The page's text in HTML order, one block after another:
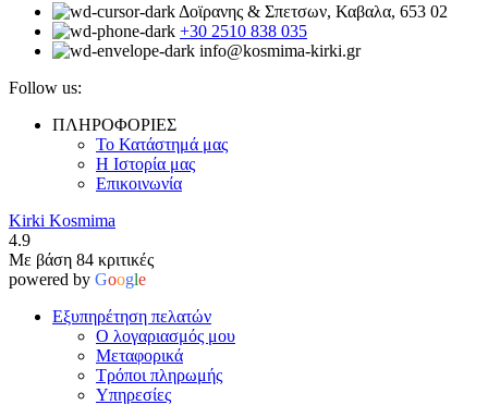
Δοϊρανης & Σπετσων, Καβαλα, 653 02
+30 2510 838 035
info@kosmima-kirki.gr
Follow us:
ΠΛΗΡΟΦΟΡΙΕΣ
Το Κατάστημά μας
Η Ιστορία μας
Επικοινωνία
Kirki Kosmima
4.9
Με βάση 84 κριτικές
powered by Google
Εξυπηρέτηση πελατών
Ο λογαριασμός μου
Μεταφορικά
Τρόποι πληρωμής
Υπηρεσίες